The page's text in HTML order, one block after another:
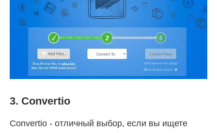
3. Convertio
Convertio - отличный выбор, если вы ищете